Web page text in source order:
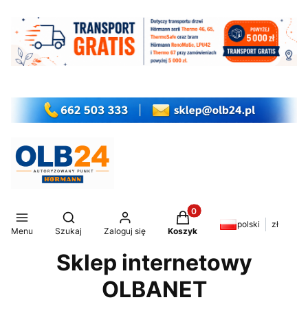
Menu
Otwórz wyszukiwarkę
Szukaj Zaloguj się
Produkty w koszyku: 0.
Koszyk
polski zł
Sklep internetowy
OLBANET